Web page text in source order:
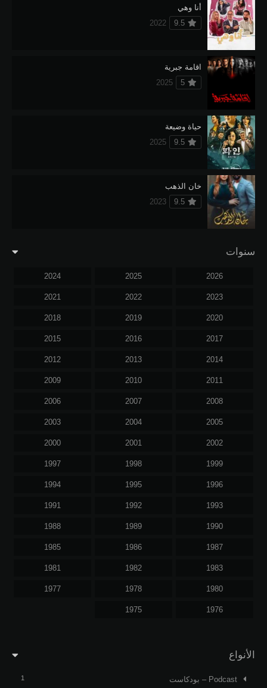
أنا وهي
9.5
2022
اقامة جبرية
5
2025
حياة وضيعة
9.5
2025
خان الذهب
9.5
2023
سنوات
2026
2025
2024
2023
2022
2021
2020
2019
2018
2017
2016
2015
2014
2013
2012
2011
2010
2009
2008
2007
2006
2005
2004
2003
2002
2001
2000
1999
1998
1997
1996
1995
1994
1993
1992
1991
1990
1989
1988
1987
1986
1985
1983
1982
1981
1980
1978
1977
1976
1975
الأنواع
Podcast – بودكاست 1